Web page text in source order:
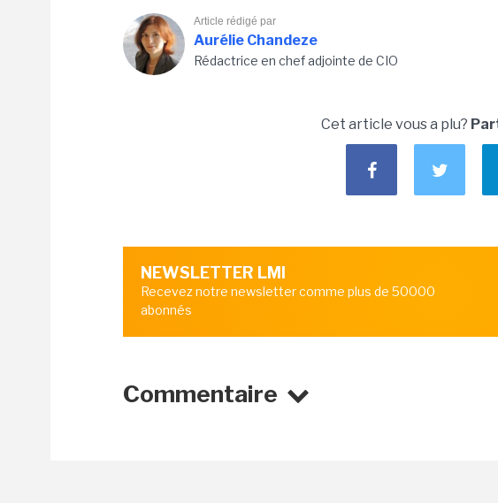
Article rédigé par
Aurélie Chandeze
Rédactrice en chef adjointe de CIO
Cet article vous a plu?
NEWSLETTER LMI
Recevez notre newsletter comme plus de 50000
abonnés
Commentaire